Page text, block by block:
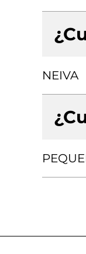
NEIVA